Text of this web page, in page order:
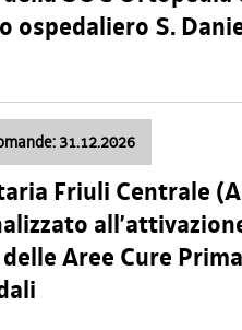
ospedaliero S.
31.12.2026
Friuli Centrale
Aree Cure